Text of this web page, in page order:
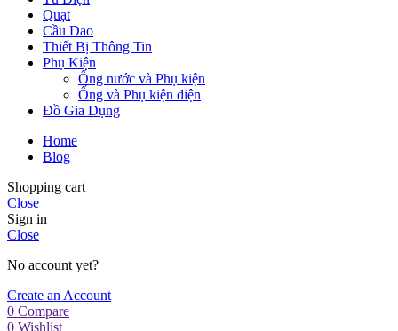
Quạt
Cầu Dao
Thiết Bị Thông Tin
Phụ Kiện
Ống nước và Phụ kiện
Ống và Phụ kiện điện
Đồ Gia Dụng
Home
Blog
Shopping cart
Close
Sign in
Close
No account yet?
Create an Account
0 Compare
0 Wishlist